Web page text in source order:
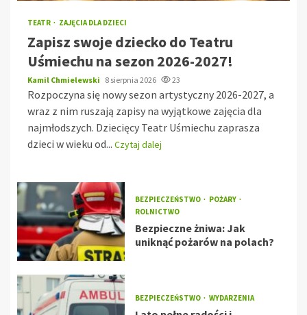
TEATR ZAJĘCIA DLA DZIECI
Zapisz swoje dziecko do Teatru
Uśmiechu na sezon 2026-2027!
Kamil Chmielewski 8 sierpnia 2026 23
Rozpoczyna się nowy sezon artystyczny 2026-2027, a
wraz z nim ruszają zapisy na wyjątkowe zajęcia dla
najmłodszych. Dziecięcy Teatr Uśmiechu zaprasza
dzieci w wieku od... Czytaj dalej
BEZPIECZEŃSTWO
POŻARY
ROLNICTWO
Bezpieczne żniwa: Jak
uniknąć pożarów na polach?
BEZPIECZEŃSTWO WYDARZENIA